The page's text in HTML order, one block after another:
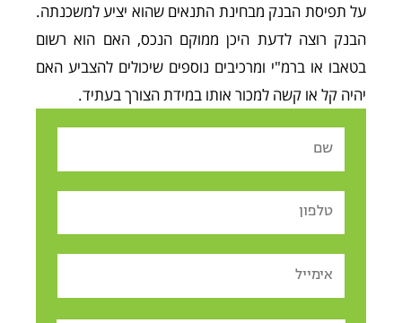
על תפיסת הבנק מבחינת התנאים שהוא יציע למשכנתה.
הבנק רוצה לדעת היכן ממוקם הנכס, האם הוא רשום
בטאבו או ברמ"י ומרכיבים נוספים שיכולים להצביע האם
יהיה קל או קשה למכור אותו במידת הצורך בעתיד.